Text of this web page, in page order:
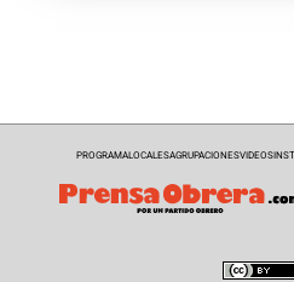
PROGRAMALOCALESAGRUPACIONESVIDEOS